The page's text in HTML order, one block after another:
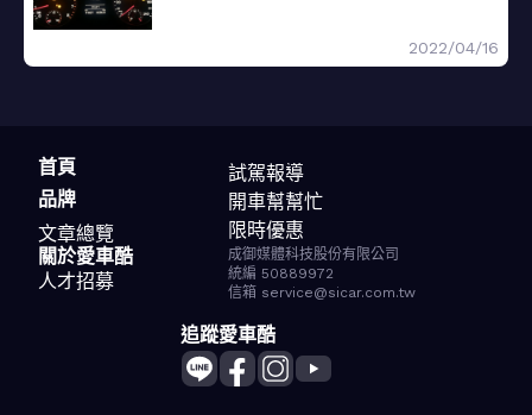
2022/04/16
首頁
品牌
文章總覽
試駕報導
開車幫幫忙
限時優惠
關於愛車酷
人才招募
成御媒體科技股份有限公司
統編 50889972
信箱 service@sicar.com.tw
追蹤愛車酷